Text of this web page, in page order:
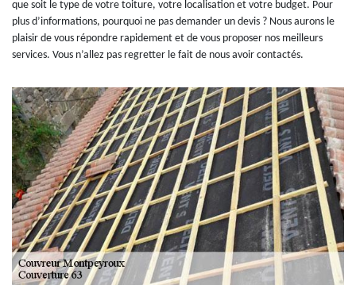
que soit le type de votre toiture, votre localisation et votre budget. Pour
plus d’informations, pourquoi ne pas demander un devis ? Nous aurons le
plaisir de vous répondre rapidement et de vous proposer nos meilleurs
services. Vous n’allez pas regretter le fait de nous avoir contactés.